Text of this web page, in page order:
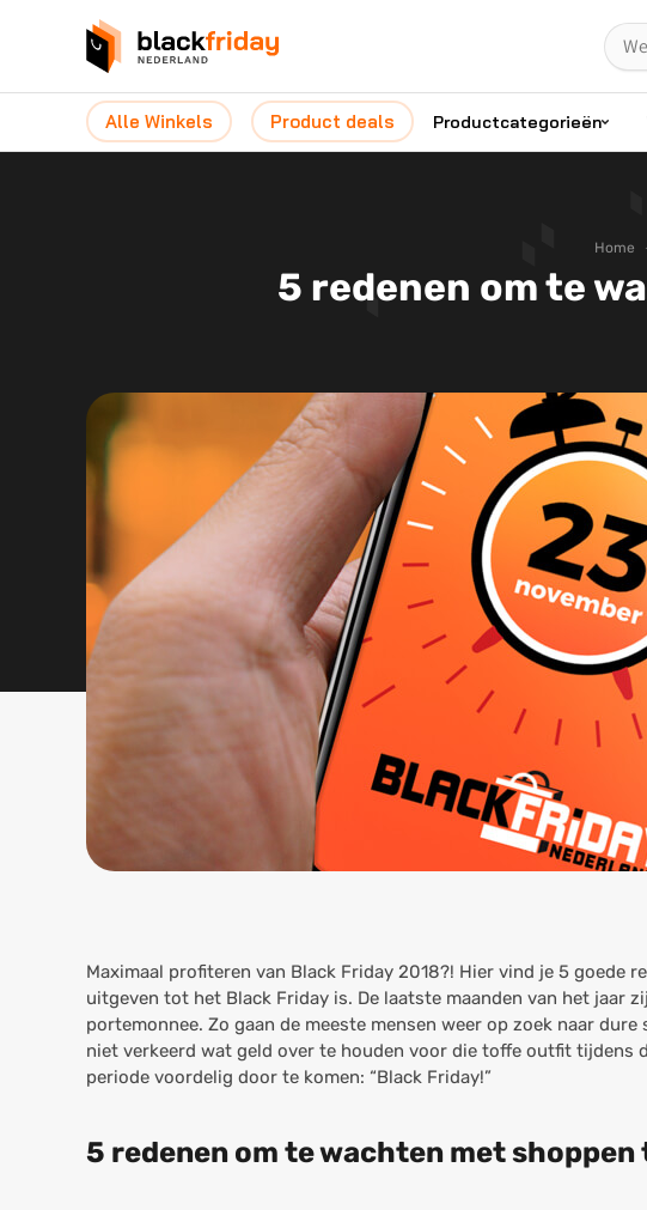
Alle Winkels Product deals Productcategorieën
Home
5 redenen om te
Maximaal profiteren van Black Friday 2018?! Hier vind je 5 goede
uitgeven tot het Black Friday is. De laatste maanden van het jaar
portemonnee. Zo gaan de meeste mensen weer op zoek naar
niet verkeerd wat geld over te houden voor die toffe outfit tijdens
periode voordelig door te komen: “Black Friday!”
5 redenen om te wachten met